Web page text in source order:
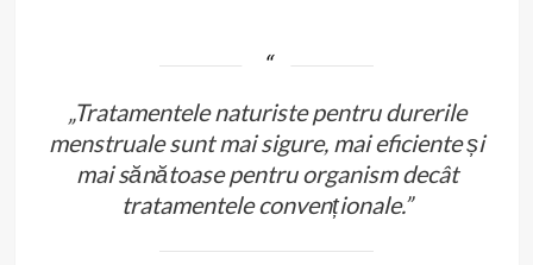
„Tratamentele naturiste pentru durerile
menstruale sunt mai sigure, mai eficiente și
mai sănătoase pentru organism decât
tratamentele convenționale.”